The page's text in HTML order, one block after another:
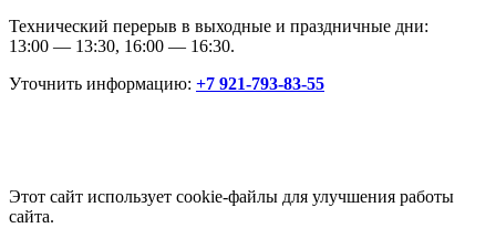
Технический перерыв в выходные и праздничные дни:
13:00 — 13:30, 16:00 — 16:30.
Уточнить информацию: +7 921-793-83-55
Этот сайт использует cookie-файлы для улучшения работы
сайта.